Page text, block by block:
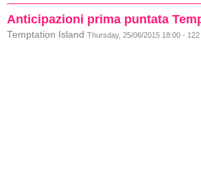
Anticipazioni prima puntata
Temptation Island Thursday, 25/06/2015 18:00 -